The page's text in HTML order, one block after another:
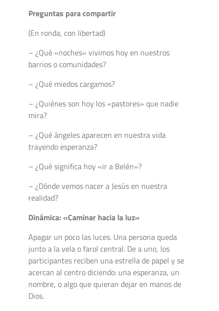
Preguntas para compartir
(En ronda, con libertad)
– ¿Qué «noches» vivimos hoy en nuestros
barrios o comunidades?
– ¿Qué miedos cargamos?
– ¿Quiénes son hoy los «pastores» que nadie
mira?
– ¿Qué ángeles aparecen en nuestra vida
trayendo esperanza?
– ¿Qué significa hoy «ir a Belén»?
– ¿Dónde vemos nacer a Jesús en nuestra
realidad?
Dinámica: «Caminar hacia la luz»
Apagar un poco las luces. Una persona queda
junto a la vela o farol central. De a uno, los
participantes reciben una estrella de papel y se
acercan al centro diciendo: una esperanza, un
nombre, o algo que quieran dejar en manos de
Dios.